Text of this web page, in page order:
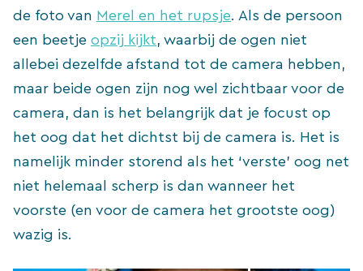
de foto van Merel en het rupsje. Als de persoon
een beetje opzij kijkt, waarbij de ogen niet
allebei dezelfde afstand tot de camera hebben,
maar beide ogen zijn nog wel zichtbaar voor de
camera, dan is het belangrijk dat je focust op
het oog dat het dichtst bij de camera is. Het is
namelijk minder storend als het ‘verste’ oog net
niet helemaal scherp is dan wanneer het
voorste (en voor de camera het grootste oog)
wazig is.